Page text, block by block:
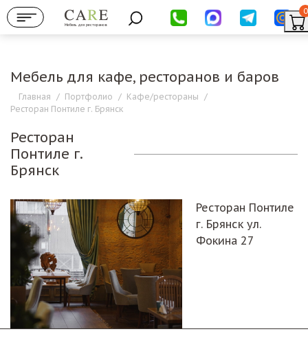
Мебель для ресторанов
0
Мебель для кафе, ресторанов и баров
Главная / Портфолио / Кафе/рестораны /
Ресторан Понтиле г. Брянск
Ресторан
Понтиле г.
Брянск
Ресторан Понтиле
г. Брянск ул.
Фокина 27